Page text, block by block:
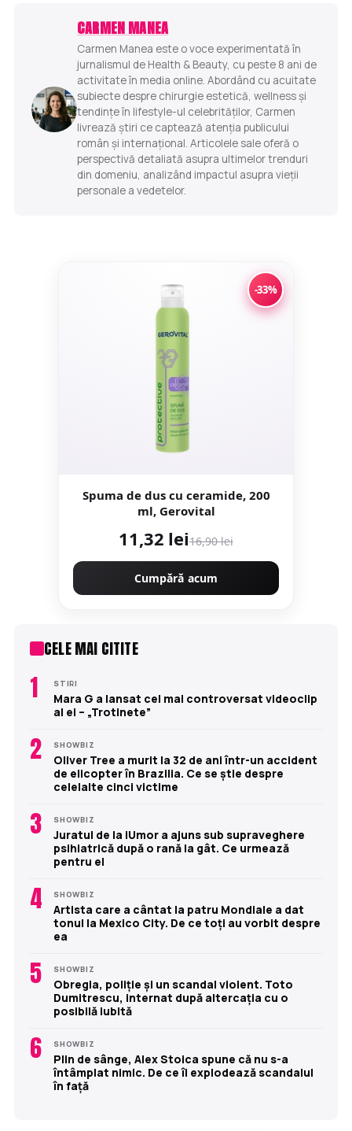
CARMEN MANEA
Carmen Manea este o voce experimentată în
jurnalismul de Health & Beauty, cu peste 8 ani de
activitate în media online. Abordând cu acuitate
subiecte despre chirurgie estetică, wellness și
tendințe în lifestyle-ul celebrităților, Carmen
livrează știri ce captează atenția publicului
român și internațional. Articolele sale oferă o
perspectivă detaliată asupra ultimelor trenduri
din domeniu, analizând impactul asupra vieții
personale a vedetelor.
-33%
Spuma de dus cu ceramide, 200
ml, Gerovital
11,32 lei16,90 lei
Cumpără acum
CELE MAI CITITE
1 STIRI
Mara G a lansat cel mai controversat videoclip
al ei – „Trotinete”
2 SHOWBIZ
Oliver Tree a murit la 32 de ani într-un accident
de elicopter în Brazilia. Ce se știe despre
celelalte cinci victime
3 SHOWBIZ
Juratul de la iUmor a ajuns sub supraveghere
psihiatrică după o rană la gât. Ce urmează
pentru el
4 SHOWBIZ
Artista care a cântat la patru Mondiale a dat
tonul la Mexico City. De ce toți au vorbit despre
ea
5 SHOWBIZ
Obregia, poliție și un scandal violent. Toto
Dumitrescu, internat după altercația cu o
posibilă iubită
6 SHOWBIZ
Plin de sânge, Alex Stoica spune că nu s-a
întâmplat nimic. De ce îi explodează scandalul
în față